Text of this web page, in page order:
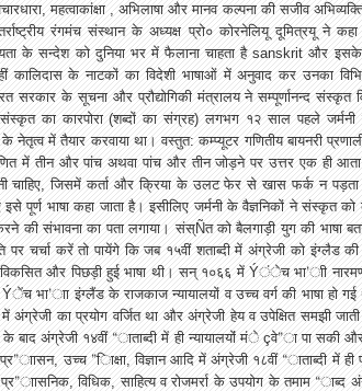
,महत्वाकांक्षा,अभिलाषा और मानव कल्पना की सजीव
रंगमंच संस्थान के अध्यक्ष प्रो० कोरनेलियू दूमित्रयू ने कहा
के सन्देश को दुनिया भर में फैलाना चाहता है sanskrit और इसके
कालिदास के नाटकों का विदेशी भाषाओं में अनुवाद कर उनका
सरकार के सूचना और प्रौद्योगिकी मंत्रालय ने सम्पूर्णानन्द संस्कृत
संस्कृत का कारपोरा(शब्दों का संग्रह)लगभग १२ साल पहले जर्मनी
के नेतृत्व में तैयार करवाया था। वस्तुत:कम्प्यूटर गणितीय बायनरी
में तीन और पांच अथवा पांच और तीन जोड़ने पर उत्तर एक ही आता
चाहिए,जिसमें कर्ता और क्रिया के उलट फेर से खास फर्क न पड़ता
इसे पूर्ण भाषा कहा जाता है। इसीलिए जर्मनी के वैज्ञनिकों ने संस्कृत को
की संभावना का पता लगाया। संस्Ñत को बैलगाड़ी युग की भाषा
पर चर्चा करें तो पायेंगे कि जब १५वीं शताब्दी में अंग्रेजी को इंग्लैड की
और पिछड़ी हुई भाषा थी। सन् १०६६ मेंÝंेच भा’
ेंच भा’ इंग्लैंड के राजकाज न्यायालयों व उच्च वर्ग की भाषा हो गई
में अंग्रेजी का प्रयोग वर्जित था और अंग्रेजी हेय व उपेक्षित समझी जाती
के बाद अंग्रेजी १४वीं“ाताब्दी में ही न्यायालयोंं मंेçवे” पा सकी
प्र”ाासन,उच्च”िाक्षा,विज्ञान आदि में अंग्रेजी १८वीं“ाताब्दी में ही
प्र”ाासनिक,विधिक,साहित्य व रोजमर्रा के उपयोग के तमाम“ाब्द